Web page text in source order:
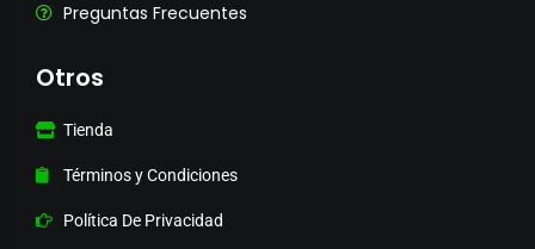
Preguntas Frecuentes
Otros
Tienda
Términos y Condiciones
Política De Privacidad